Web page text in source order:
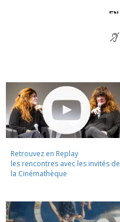
Retrouvez en Replay
les rencontres avec les invités de
la Cinémathèque